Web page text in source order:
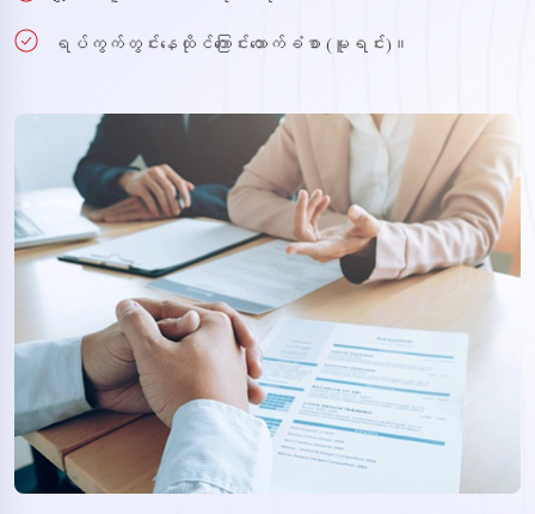
ရပ်ကွက်တွင်းနေထိုင်ကြောင်းထောက်ခံစာ (မူရင်း)။